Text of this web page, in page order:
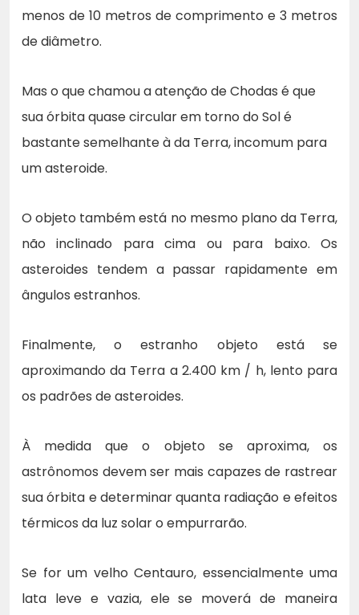
menos de 10 metros de comprimento e 3 metros
de diâmetro.
Mas o que chamou a atenção de Chodas é que
sua órbita quase circular em torno do Sol é
bastante semelhante à da Terra, incomum para
um asteroide.
O objeto também está no mesmo plano da Terra,
não inclinado para cima ou para baixo. Os
asteroides tendem a passar rapidamente em
ângulos estranhos.
Finalmente, o estranho objeto está se
aproximando da Terra a 2.400 km / h, lento para
os padrões de asteroides.
À medida que o objeto se aproxima, os
astrônomos devem ser mais capazes de rastrear
sua órbita e determinar quanta radiação e efeitos
térmicos da luz solar o empurrarão.
Se for um velho Centauro, essencialmente uma
lata leve e vazia, ele se moverá de maneira